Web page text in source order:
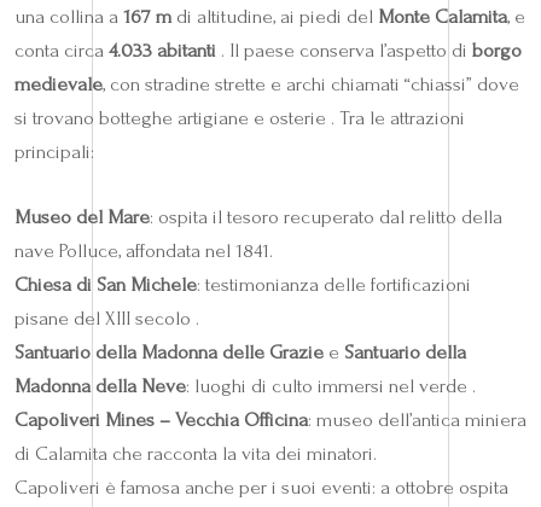
una collina a 167 m di altitudine, ai piedi del Monte Calamita, e
conta circa 4.033 abitanti . Il paese conserva l’aspetto di borgo
medievale, con stradine strette e archi chiamati “chiassi” dove
si trovano botteghe artigiane e osterie . Tra le attrazioni
principali:
Museo del Mare: ospita il tesoro recuperato dal relitto della
nave Polluce, affondata nel 1841.
Chiesa di San Michele: testimonianza delle fortificazioni
pisane del XIII secolo .
Santuario della Madonna delle Grazie e Santuario della
Madonna della Neve: luoghi di culto immersi nel verde .
Capoliveri Mines – Vecchia Officina: museo dell’antica miniera
di Calamita che racconta la vita dei minatori.
Capoliveri è famosa anche per i suoi eventi: a ottobre ospita